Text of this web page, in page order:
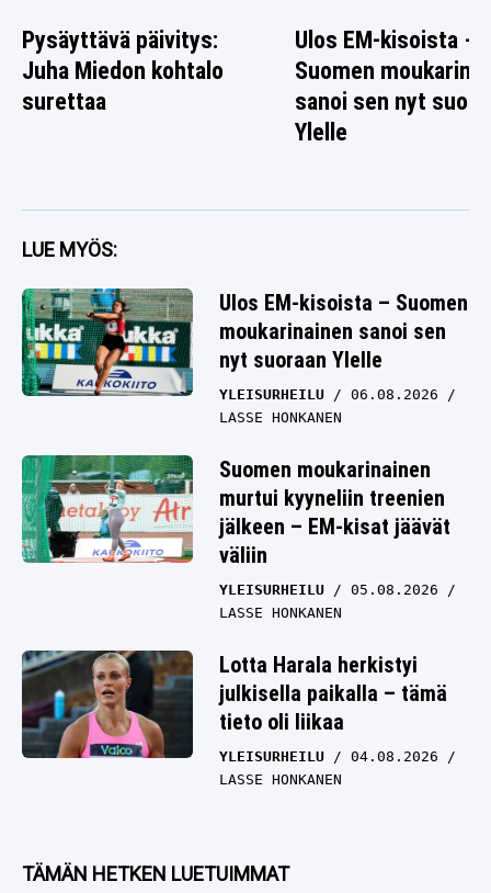
Pysäyttävä päivitys:
Juha Miedon kohtalo
surettaa
Ulos EM-kisoista –
Suomen
sanoi sen nyt
Ylelle
LUE MYÖS:
Ulos EM-kisoista – Suomen
moukarinainen sanoi sen
nyt suoraan Ylelle
YLEISURHEILU
06.08.2026
LASSE HONKANEN
Suomen moukarinainen
murtui kyyneliin treenien
jälkeen – EM-kisat jäävät
väliin
YLEISURHEILU
05.08.2026
LASSE HONKANEN
Lotta Harala herkistyi
julkisella paikalla – tämä
tieto oli liikaa
YLEISURHEILU
04.08.2026
LASSE HONKANEN
TÄMÄN HETKEN LUETUIMMAT